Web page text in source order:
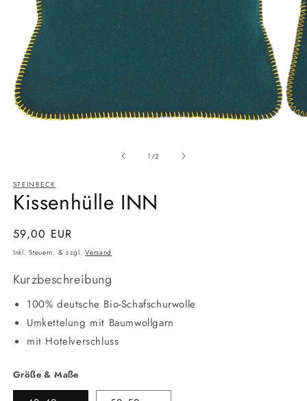
1 /Ab
2
STEINBECK
Kissenhülle INN
Normaler
Preis
59,00 EUR
Inkl. Steuern. & zzgl.Versand
Kurzbeschreibung
100% deutsche Bio-Schafschurwolle
Umkettelung mit Baumwollgarn
mit Hotelverschluss
Größe & Maße